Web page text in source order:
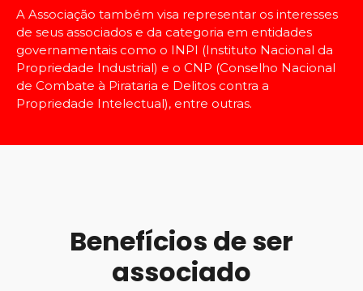
A Associação também visa representar os interesses
de seus associados e da categoria em entidades
governamentais como o INPI (Instituto Nacional da
Propriedade Industrial) e o CNP (Conselho Nacional
de Combate à Pirataria e Delitos contra a
Propriedade Intelectual), entre outras.
CNCP (Conselho Nacional de Combate
à Pirataria e Delitos contra a
Saiba
Mais
Benefícios de ser
associado